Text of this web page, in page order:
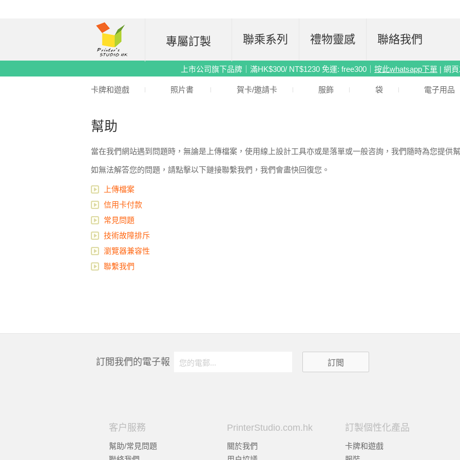
幫助
當在我們網站遇到問題時，無論是上傳檔案，使用線上設計工具亦或是落單或一般咨詢，我們隨時為您提供
如無法解答您的問題，請點擊以下鏈接聯繫我們，我們會盡快回復您。
上傳檔案
信用卡付款
常見問題
技術故障排斥
瀏覽器兼容性
聯繫我們
訂閲我們的電子報
客户服務
幫助/常見問題
PrinterStudio.com.hk
關於我們
訂製個性化產品
卡牌和遊戲
專屬訂製 聯乘系列 禮物靈感 聯絡我們
上市公司旗下品牌｜滿HK$300/ NT$1230 免運: free300｜ 按此whatsapp下單 | 網
卡牌和遊戲 照片書 賀卡/邀請卡 服飾 袋 電子用品